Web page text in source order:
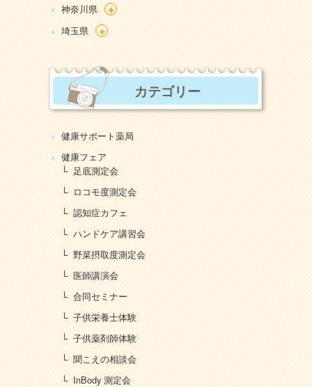
神奈川県 +
埼玉県 +
カテゴリー
健康サポート薬局
健康フェア
足底測定会
ロコモ度測定会
認知症カフェ
ハンドケア講習会
野菜摂取度測定会
医師講演会
合同セミナー
子供栄養士体験
子供薬剤師体験
聞こえの相談会
InBody 測定会